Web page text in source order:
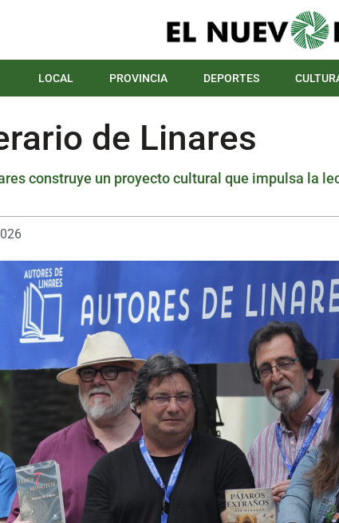
LOCAL PROVINCIA DEPORTES
de Linares
construye un proyecto cultural que impulsa la